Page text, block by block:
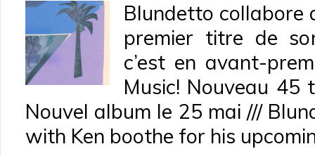
Blundetto collabore
premier titre de
c’est en avant-
Music! Nouveau 45
Nouvel album le 25 mai ///
with Ken boothe for his